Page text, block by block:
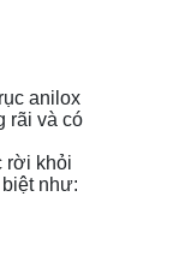
anilox
rãi và có
rời khỏi
như: